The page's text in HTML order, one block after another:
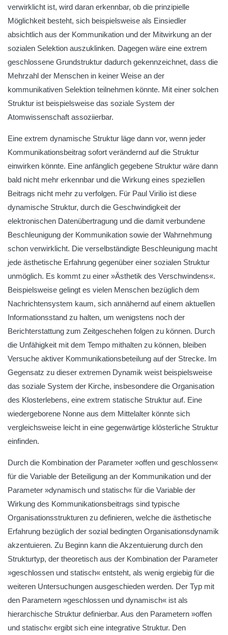
verwirklicht ist, wird daran erkennbar, ob die prinzipielle
Möglichkeit besteht, sich beispielsweise als Einsiedler
absichtlich aus der Kommunikation und der Mitwirkung an der
sozialen Selektion auszuklinken. Dagegen wäre eine extrem
geschlossene Grundstruktur dadurch gekennzeichnet, dass die
Mehrzahl der Menschen in keiner Weise an der
kommunikativen Selektion teilnehmen könnte. Mit einer solchen
Struktur ist beispielsweise das soziale System der
Atomwissenschaft assoziierbar.
Eine extrem dynamische Struktur läge dann vor, wenn jeder
Kommunikationsbeitrag sofort verändernd auf die Struktur
einwirken könnte. Eine anfänglich gegebene Struktur wäre dann
bald nicht mehr erkennbar und die Wirkung eines speziellen
Beitrags nicht mehr zu verfolgen. Für Paul Virilio ist diese
dynamische Struktur, durch die Geschwindigkeit der
elektronischen Datenübertragung und die damit verbundene
Beschleunigung der Kommunikation sowie der Wahrnehmung
schon verwirklicht. Die verselbständigte Beschleunigung macht
jede ästhetische Erfahrung gegenüber einer sozialen Struktur
unmöglich. Es kommt zu einer »Ästhetik des Verschwindens«.
Beispielsweise gelingt es vielen Menschen bezüglich dem
Nachrichtensystem kaum, sich annähernd auf einem aktuellen
Informationsstand zu halten, um wenigstens noch der
Berichterstattung zum Zeitgeschehen folgen zu können. Durch
die Unfähigkeit mit dem Tempo mithalten zu können, bleiben
Versuche aktiver Kommunikationsbeteilung auf der Strecke. Im
Gegensatz zu dieser extremen Dynamik weist beispielsweise
das soziale System der Kirche, insbesondere die Organisation
des Klosterlebens, eine extrem statische Struktur auf. Eine
wiedergeborene Nonne aus dem Mittelalter könnte sich
vergleichsweise leicht in eine gegenwärtige klösterliche Struktur
einfinden.
Durch die Kombination der Parameter »offen und geschlossen«
für die Variable der Beteiligung an der Kommunikation und der
Parameter »dynamisch und statisch« für die Variable der
Wirkung des Kommunikationsbeitrags sind typische
Organisationsstrukturen zu definieren, welche die ästhetische
Erfahrung bezüglich der sozial bedingten Organisationsdynamik
akzentuieren. Zu Beginn kann die Akzentuierung durch den
Strukturtyp, der theoretisch aus der Kombination der Parameter
»geschlossen und statisch« entsteht, als wenig ergiebig für die
weiteren Untersuchungen ausgeschieden werden. Der Typ mit
den Parametern »geschlossen und dynamisch« ist als
hierarchische Struktur definierbar. Aus den Parametern »offen
und statisch« ergibt sich eine integrative Struktur. Den